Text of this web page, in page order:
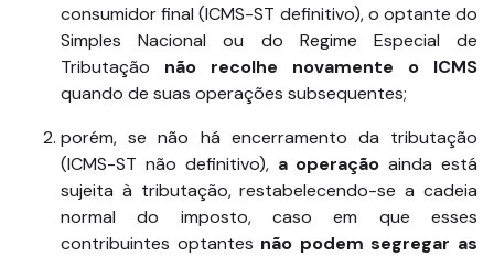
consumidor final (ICMS-ST definitivo), o optante do
Simples Nacional ou do Regime Especial de
Tributação não recolhe novamente o ICMS
quando de suas operações subsequentes;
porém, se não há encerramento da tributação
(ICMS-ST não definitivo), a operaçãoainda está
sujeita à tributação, restabelecendo-se a cadeia
normal do imposto, caso em que esses
contribuintes optantes não podem segregar as